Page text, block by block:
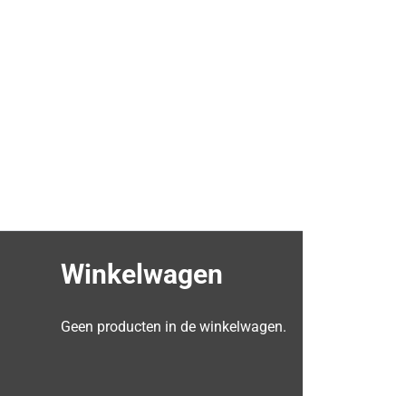
Winkelwagen
Geen producten in de winkelwagen.